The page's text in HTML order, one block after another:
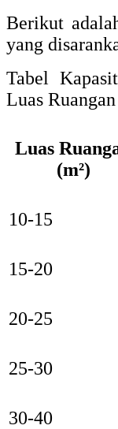
Berikut
yang
Tabel
Luas Ruangan
Luas
(m²)
10-15
15-20
20-25
25-30
30-40